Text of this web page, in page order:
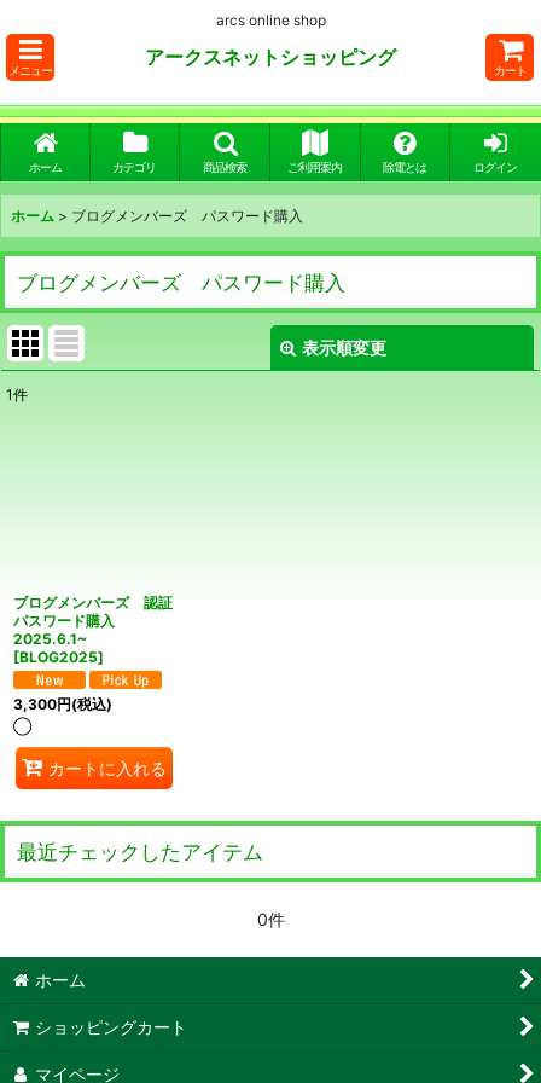
arcs online shop
メニュー
アークスネットショッピング
カート
ホーム カテゴリ 商品検索 ご利用案内 除電とは ログイン
ホーム > ブログメンバーズ パスワード購入
ブログメンバーズ パスワード購入
表示順変更
1件
ブログメンバーズ 認証
パスワード購入
2025.6.1~
[BLOG2025]
3,300円(税込)
◯
カートに入れる
最近チェックしたアイテム
0件
ホーム
ショッピングカート
マイページ